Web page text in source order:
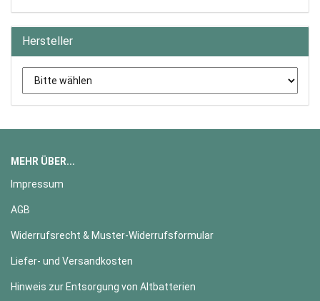
Hersteller
MEHR ÜBER...
Impressum
AGB
Widerrufsrecht & Muster-Widerrufsformular
Liefer- und Versandkosten
Hinweis zur Entsorgung von Altbatterien